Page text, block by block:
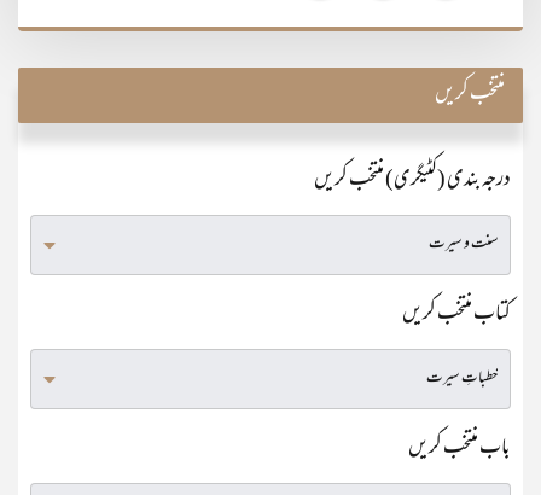
منتخب کریں
درجہ بندی (کٹیگری) منتخب کریں
کتاب منتخب کریں
باب منتخب کریں